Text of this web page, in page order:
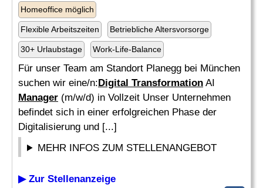
Homeoffice möglich
Flexible Arbeitszeiten Betriebliche Altersvorsorge
30+ Urlaubstage Work-Life-Balance
Für unser Team am Standort Planegg bei München
suchen wir eine/n:Digital Transformation AI
Manager (m/w/d) in Vollzeit Unser Unternehmen
befindet sich in einer erfolgreichen Phase der
Digitalisierung und [...]
MEHR INFOS ZUM STELLENANGEBOT
▶ Zur Stellenanzeige